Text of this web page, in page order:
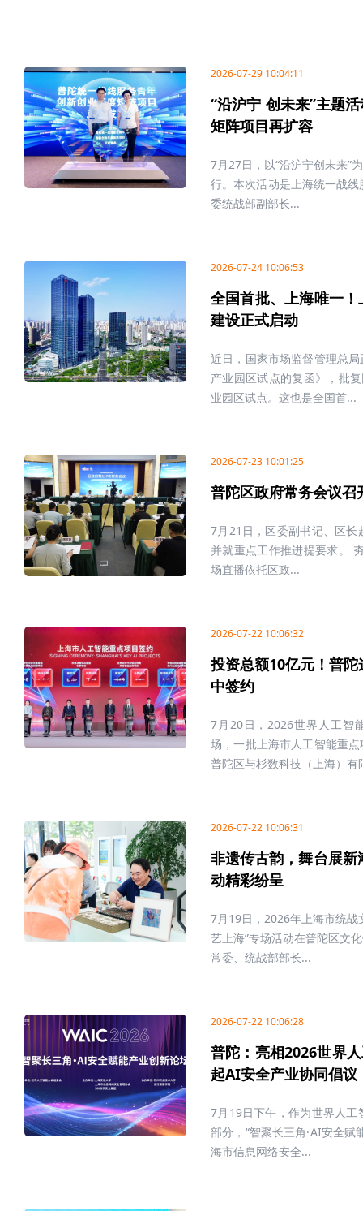
2026-07-29 10:04:11
“沿沪宁 创未来”主题
矩阵项目再扩容
7月27日，以“沿沪宁创未来”
行。本次活动是上海统一战
委统战部副部长...
2026-07-24 10:06:53
全国首批、上海唯一
建设正式启动
近日，国家市场监督管理总
产业园区试点的复函》，批
业园区试点。这也是全国首...
2026-07-23 10:01:25
普陀区政府常务会议
7月21日，区委副书记、区
并就重点工作推进提要求。
场直播依托区政...
2026-07-22 10:06:32
投资总额10亿元！普
中签约
7月20日，2026世界人工智
场，一批上海市人工智能重
普陀区与杉数科技（上海）有
2026-07-22 10:06:31
非遗传古韵，舞台展
动精彩纷呈
7月19日，2026年上海市统
艺上海”专场活动在普陀区文
常委、统战部部长...
2026-07-22 10:06:28
普陀：亮相2026世界
起AI安全产业协同倡议
7月19日下午，作为世界人
部分，“智聚长三角·AI安全
海市信息网络安全...